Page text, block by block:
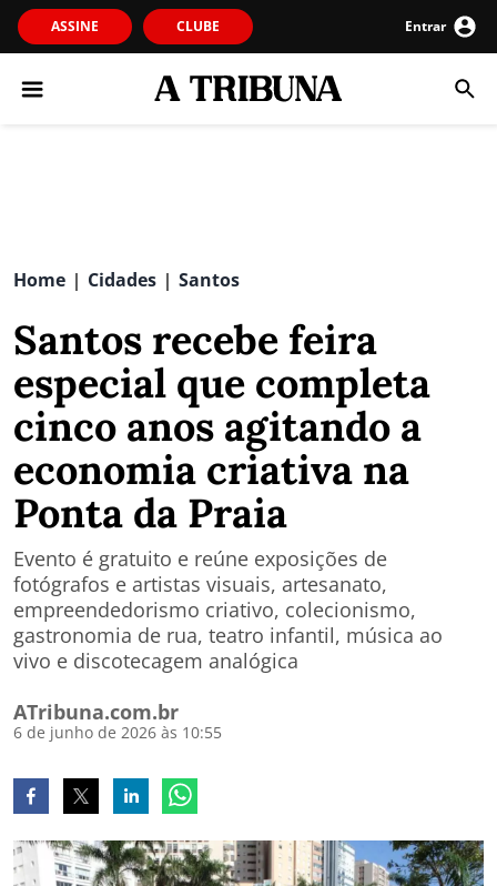
ASSINE CLUBE Entrar
Home | Cidades | Santos
Santos recebe feira
especial que completa
cinco anos agitando a
economia criativa na
Ponta da Praia
Evento é gratuito e reúne exposições de
fotógrafos e artistas visuais, artesanato,
empreendedorismo criativo, colecionismo,
gastronomia de rua, teatro infantil, música ao
vivo e discotecagem analógica
ATribuna.com.br
6 de junho de 2026 às 10:55